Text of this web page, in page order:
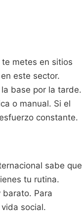
metes en sitios
este sector.
base por la tarde.
o manual. Si el
constante.
sabe que
tu rutina.
barato. Para
social.